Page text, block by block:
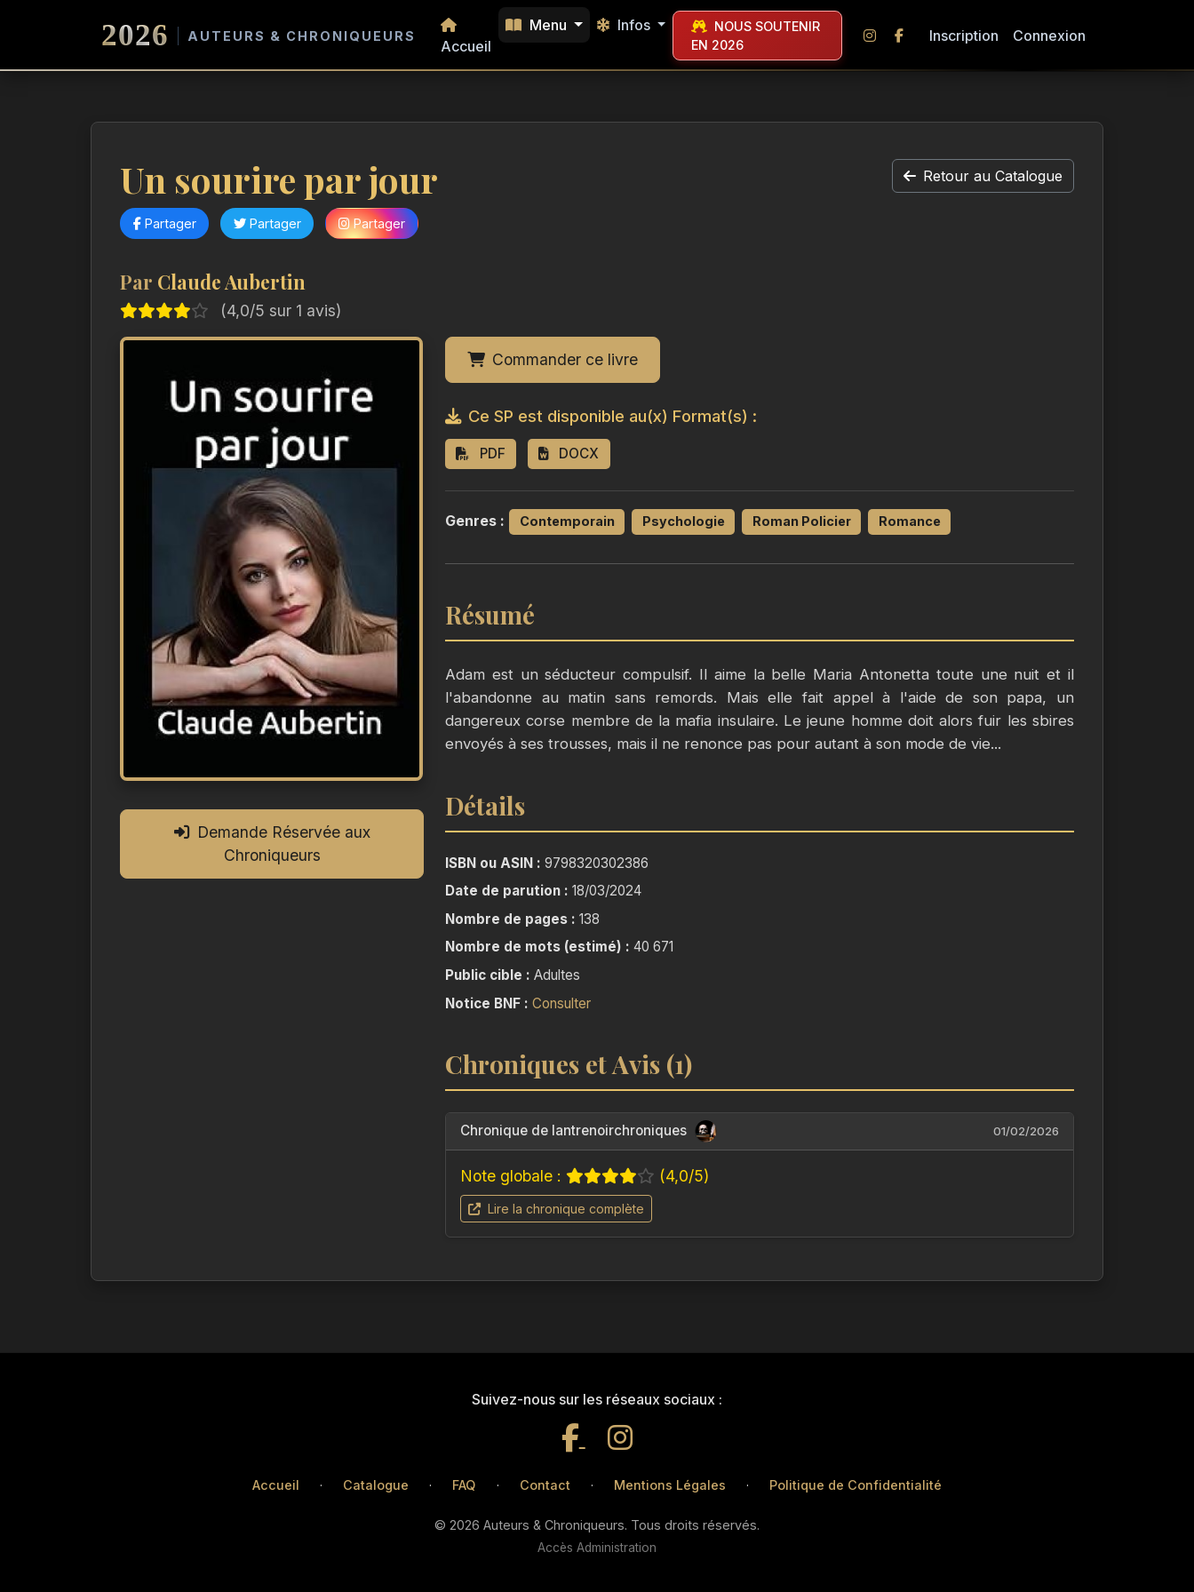
2026 AUTEURS & CHRONIQUEURS
Accueil
Menu Infos
NOUS SOUTENIR
EN 2026
Inscription Connexion
Un sourire par jour Retour au Catalogue
Partager Partager Partager
Par Claude Aubertin
(4,0/5 sur 1 avis)
Demande Réservée aux
Chroniqueurs
Commander ce livre
Ce SP est disponible au(x) Format(s) :
PDF DOCX
Genres : Contemporain Psychologie Roman Policier Romance
Résumé
Adam est un séducteur compulsif. Il aime la belle Maria Antonetta toute une nuit et il
l'abandonne au matin sans remords. Mais elle fait appel à l'aide de son papa, un
dangereux corse membre de la mafia insulaire. Le jeune homme doit alors fuir les sbires
envoyés à ses trousses, mais il ne renonce pas pour autant à son mode de vie...
Détails
ISBN ou ASIN : 9798320302386
Date de parution : 18/03/2024
Nombre de pages : 138
Nombre de mots (estimé) : 40 671
Public cible : Adultes
Notice BNF : Consulter
Chroniques et Avis (1)
Chronique de lantrenoirchroniques 01/02/2026
Note globale : (4,0/5)
Lire la chronique complète
Suivez-nous sur les réseaux sociaux :
Accueil · Catalogue · FAQ · Contact · Mentions Légales · Politique de Confidentialité
© 2026 Auteurs & Chroniqueurs. Tous droits réservés.
Accès Administration